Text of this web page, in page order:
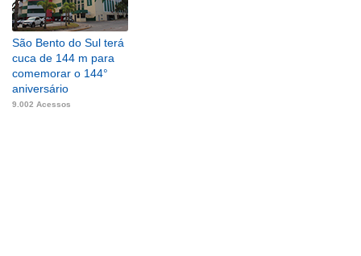
São Bento do Sul terá
cuca de 144 m para
comemorar o 144°
aniversário
9.002 Acessos